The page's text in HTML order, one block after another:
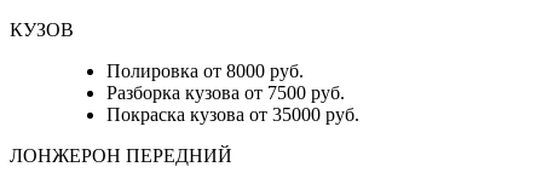
КУЗОВ
Полировка от 8000 руб.
Разборка кузова от 7500 руб.
Покраска кузова от 35000 руб.
ЛОНЖЕРОН ПЕРЕДНИЙ